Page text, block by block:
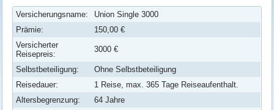
Versicherungsname:
Union Single 3000
Prämie:
150,00 €
Versicherter
Reisepreis:
3000 €
Selbstbeteiligung:
Ohne Selbstbeteiligung
Reisedauer:
1 Reise, max. 365 Tage Reiseaufenthalt.
Altersbegrenzung:
64 Jahre